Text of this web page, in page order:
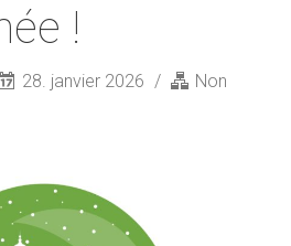
!
28. janvier 2026
Non